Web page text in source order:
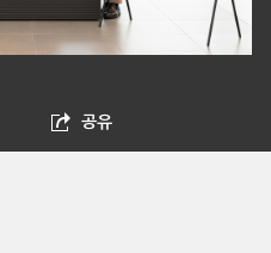
공유